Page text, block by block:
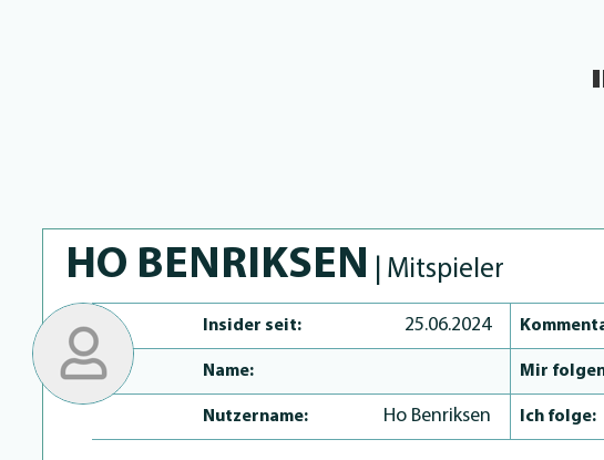
HO BENRIKSEN | Mitspieler
Insider seit: 25.06.2024
Name: Mir
Nutzername: Ho Benriksen Ich folge: